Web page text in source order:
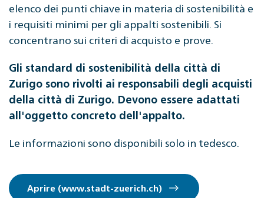
elenco dei punti chiave in materia di sostenibilità e
i requisiti minimi per gli appalti sostenibili. Si
concentrano sui criteri di acquisto e prove.
Gli standard di sostenibilità della città di
Zurigo sono rivolti ai responsabili degli acquisti
della città di Zurigo. Devono essere adattati
all'oggetto concreto dell'appalto.
Le informazioni sono disponibili solo in tedesco.
Aprire (www.stadt-zuerich.ch)